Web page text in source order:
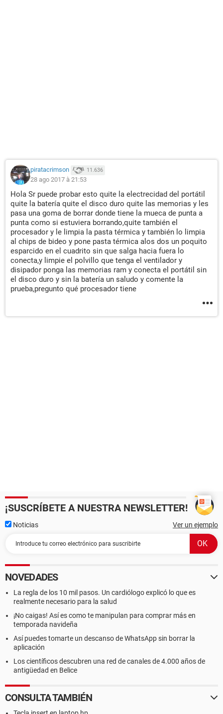
piratacrimson 11.636
28 ago 2017 à 21:53
Hola Sr puede probar esto quite la electrecidad del portátil
quite la batería quite el disco duro quite las memorias y les
pasa una goma de borrar donde tiene la mueca de punta a
punta como si estuviera borrando,quite también el
procesador y le limpia la pasta térmica y también lo limpia
al chips de bideo y pone pasta térmica alos dos un poquito
esparcido en el cuadrito sin que salga hacia fuera lo
conecta,y limpie el polvillo que tenga el ventilador y
disipador ponga las memorias ram y conecta el portátil sin
el disco duro y sin la batería un saludo y comente la
prueba,pregunto qué procesador tiene
¡SUSCRÍBETE A NUESTRA NEWSLETTER!
Noticias Ver un ejemplo
NOVEDADES
La regla de los 10 mil pasos. Un cardiólogo explicó lo que es
realmente necesario para la salud
¡No caigas! Así es como te manipulan para comprar más en
temporada navideña
Así puedes tomarte un descanso de WhatsApp sin borrar la
aplicación
Los científicos descubren una red de canales de 4.000 años de
antigüedad en Belice
CONSULTA TAMBIÉN